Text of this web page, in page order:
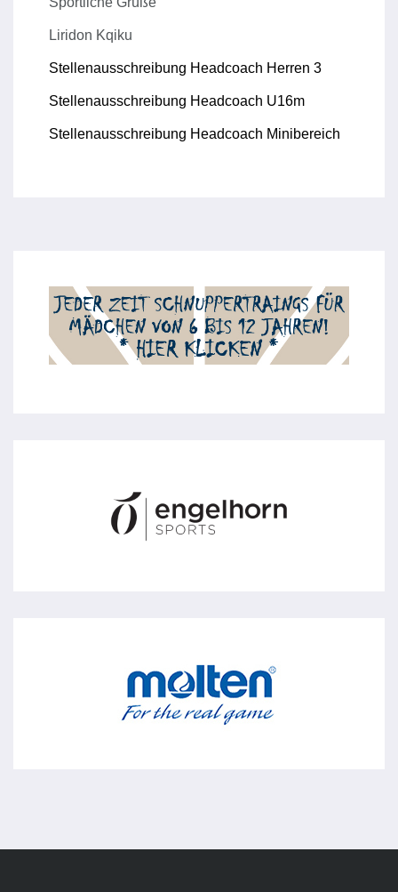
Liridon Kqiku
Stellenausschreibung Headcoach Herren 3
Stellenausschreibung Headcoach U16m
Stellenausschreibung Headcoach Minibereich